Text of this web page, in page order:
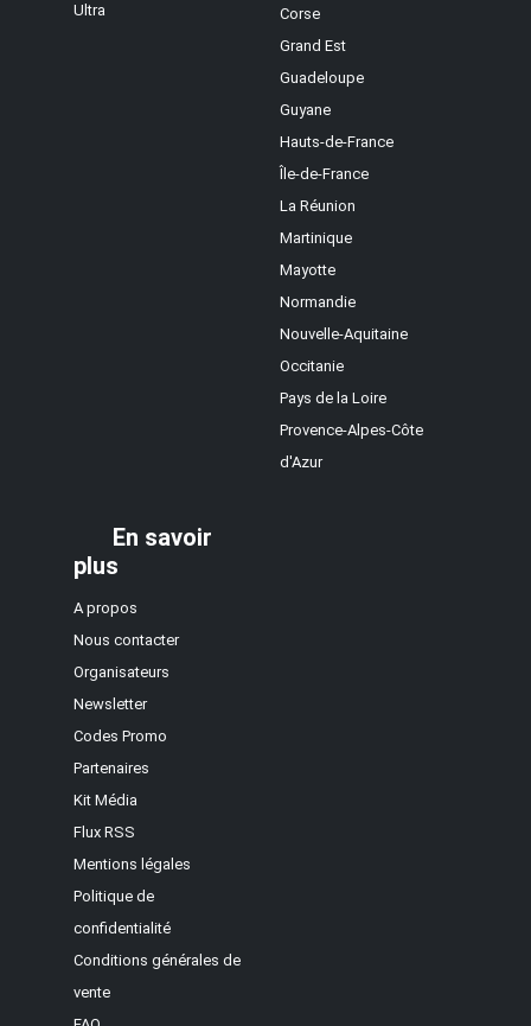
Ultra
Corse
Grand Est
Guadeloupe
Guyane
Hauts-de-France
Île-de-France
La Réunion
Martinique
Mayotte
Normandie
Nouvelle-Aquitaine
Occitanie
Pays de la Loire
Provence-Alpes-Côte
d'Azur
En savoir
plus
A propos
Nous contacter
Organisateurs
Newsletter
Codes Promo
Partenaires
Kit Média
Flux RSS
Mentions légales
Politique de
confidentialité
Conditions générales de
vente